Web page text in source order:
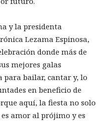
y la presidenta
Lezama Espinosa,
donde más de
mejores galas
para bailar, cantar y, lo
en beneficio de
aquí, la fiesta no solo
amor al prójimo y es